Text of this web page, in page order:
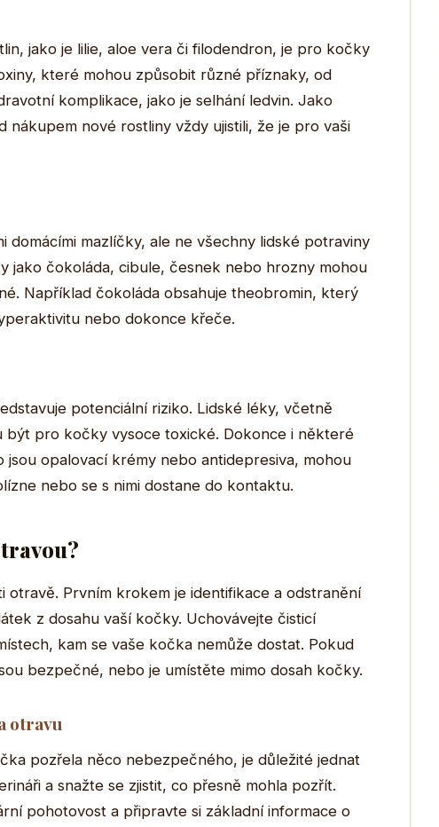
jako je lilie, aloe vera či filodendron, je pro kočky
které mohou způsobit různé příznaky, od
komplikace, jako je selhání ledvin. Jako
nákupem nové rostliny vždy ujistili, že je pro vaši
domácími mazlíčky, ale ne všechny lidské potraviny
jako čokoláda, cibule, česnek nebo hrozny mohou
Například čokoláda obsahuje theobromin, který
nebo dokonce křeče.
potenciální riziko. Lidské léky, včetně
být pro kočky vysoce toxické. Dokonce i některé
opalovací krémy nebo antidepresiva, mohou
nebo se s nimi dostane do kontaktu.
otravě. Prvním krokem je identifikace a odstranění
z dosahu vaší kočky. Uchovávejte čisticí
kam se vaše kočka nemůže dostat. Pokud
bezpečné, nebo je umístěte mimo dosah kočky.
otravu
pozřela něco nebezpečného, je důležité jednat
a snažte se zjistit, co přesně mohla pozřít.
pohotovost a připravte si základní informace o